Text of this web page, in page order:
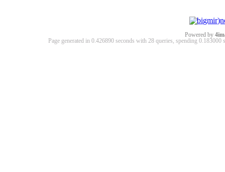
Powered by
Page generated in 0.426890 seconds with 28 queries, spending